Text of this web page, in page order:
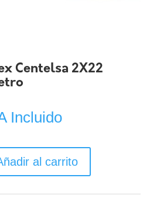
Centelsa 2X22
Incluido
al carrito